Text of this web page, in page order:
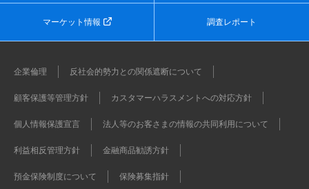
マーケット情報 調査レポート
企業倫理 反社会的勢力との関係遮断について
顧客保護等管理方針 カスタマーハラスメントへの対応方針
個人情報保護宣言 法人等のお客さまの情報の共同利用について
利益相反管理方針 金融商品勧誘方針
預金保険制度について 保険募集指針